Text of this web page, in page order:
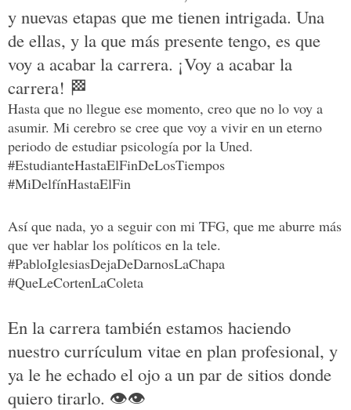
y nuevas etapas que me tienen intrigada. Una
de ellas, y la que más presente tengo, es que
voy a acabar la carrera. ¡Voy a acabar la
carrera! 🏁
Hasta que no llegue ese momento, creo que no lo voy a
asumir. Mi cerebro se cree que voy a vivir en un eterno
periodo de estudiar psicología por la Uned.
#EstudianteHastaElFinDeLosTiempos
#MiDelfínHastaElFin
Así que nada, yo a seguir con mi TFG, que me aburre más
que ver hablar los políticos en la tele.
#PabloIglesiasDejaDeDarnosLaChapa
#QueLeCortenLaColeta
En la carrera también estamos haciendo
nuestro currículum vitae en plan profesional, y
ya le he echado el ojo a un par de sitios donde
quiero tirarlo. 👁👁